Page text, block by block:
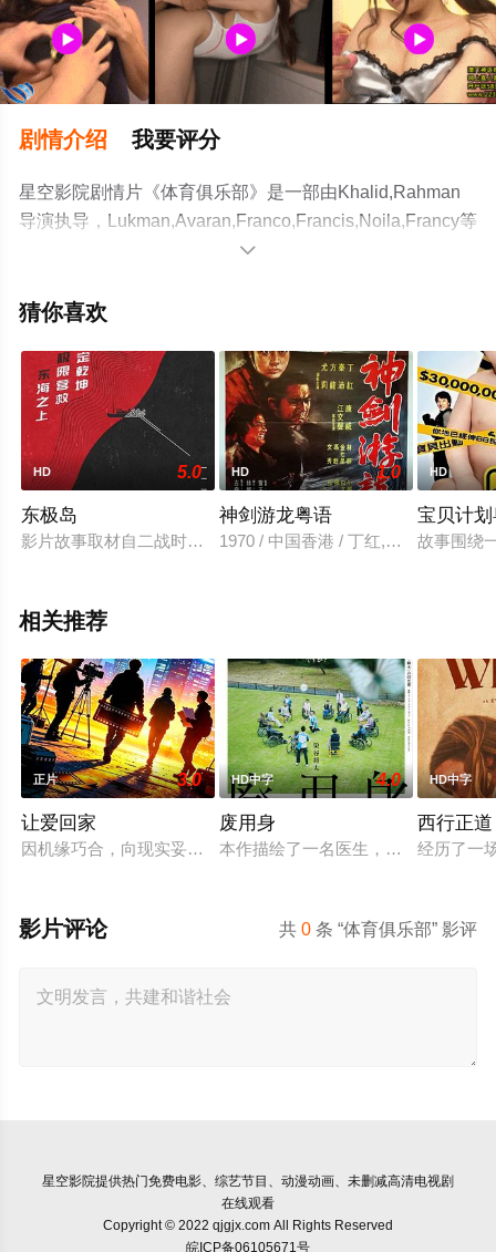
剧情介绍 我要评分
星空影院剧情片《体育俱乐部》是一部由Khalid,Rahman
导演执导，Lukman,Avaran,Franco,Francis,Noila,Francy等
明星演员精彩演绎的印度电影，手机免费观看高清无删减
豆瓣电影、电视猫或剧情网等平台了解。

猜你喜欢
HD 5.0
东极岛
影片故事取材自二战时期一段真实的历史：1942年，一艘满载
HD 1.0
神剑游龙粤语
1970 / 中国香港 / 丁红,秦沛,方龙,尤
HD
宝贝计
故事围绕
相关推荐
正片 3.0
让爱回家
因机缘巧合，向现实妥协的导演朱达仁萌生拍一部《河南人在
HD中字 4.0
废用身
本作描绘了一名医生，因一种围绕“
HD中字
西行正道
经历了一
共0 条 “体育俱乐部” 影评
影片评论
星空影院提供热门免费电影、综艺节目、动漫动画、未删减高清电视剧
在线观看
Copyright © 2022 qjgjx.com All Rights Reserved
皖ICP备06105671号